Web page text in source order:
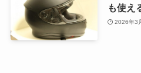
も使え
2026年3